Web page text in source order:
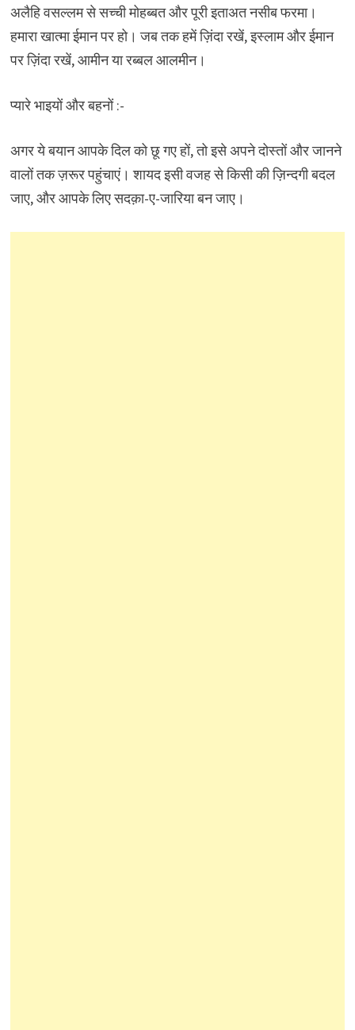
अलैहि वसल्लम से सच्ची मोहब्बत और पूरी इताअत नसीब फरमा।
हमारा खात्मा ईमान पर हो। जब तक हमें ज़िंदा रखें, इस्लाम और ईमान
पर ज़िंदा रखें, आमीन या रब्बल आलमीन।
प्यारे भाइयों और बहनों :-
अगर ये बयान आपके दिल को छू गए हों, तो इसे अपने दोस्तों और जानने
वालों तक ज़रूर पहुंचाएं। शायद इसी वजह से किसी की ज़िन्दगी बदल
जाए, और आपके लिए सदक़ा-ए-जारिया बन जाए।